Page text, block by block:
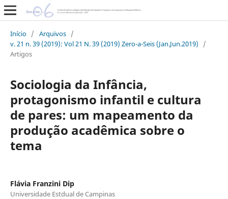
Início / Arquivos /
v. 21 n. 39 (2019): Vol 21 N. 39 (2019) Zero-a-Seis (Jan.Jun.2019)
/
Artigos
Sociologia da Infância,
protagonismo infantil e cultura
de pares: um mapeamento da
produção acadêmica sobre o
tema
Flávia Franzini Dip
Universidade Estdual de Campinas